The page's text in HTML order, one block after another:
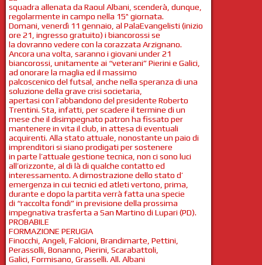
squadra allenata da Raoul Albani, scenderà, dunque,
regolarmente in campo nella 15^ giornata.
Domani, venerdì 11 gennaio, al PalaEvangelisti (inizio
ore 21, ingresso gratuito) i biancorossi se
la dovranno vedere con la corazzata Arzignano.
Ancora una volta, saranno i giovani under 21
biancorossi, unitamente ai “veterani” Pierini e Galici,
ad onorare la maglia ed il massimo
palcoscenico del futsal, anche nella speranza di una
soluzione della grave crisi societaria,
apertasi con l’abbandono del presidente Roberto
Trentini. Sta, infatti, per scadere il termine di un
mese che il disimpegnato patron ha fissato per
mantenere in vita il club, in attesa di eventuali
acquirenti. Alla stato attuale, nonostante un paio di
imprenditori si siano prodigati per sostenere
in parte l’attuale gestione tecnica, non ci sono luci
all’orizzonte, al di là di qualche contatto ed
interessamento. A dimostrazione dello stato d’
emergenza in cui tecnici ed atleti vertono, prima,
durante e dopo la partita verrà fatta una specie
di “raccolta fondi” in previsione della prossima
impegnativa trasferta a San Martino di Lupari (PD).
PROBABILE
FORMAZIONE PERUGIA
Finocchi, Angeli, Falcioni, Brandimarte, Pettini,
Perassolli, Bonanno, Pierini, Scarabattoli,
Galici, Formisano, Grasselli. All. Albani